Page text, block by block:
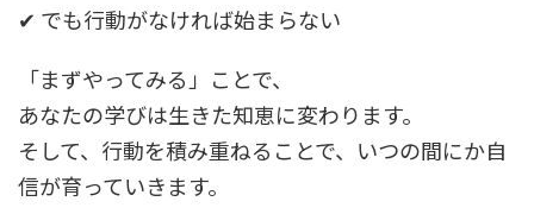
✔ でも行動がなければ始まらない
「まずやってみる」ことで、
あなたの学びは生きた知恵に変わります。
そして、行動を積み重ねることで、いつの間にか自
信が育っていきます。